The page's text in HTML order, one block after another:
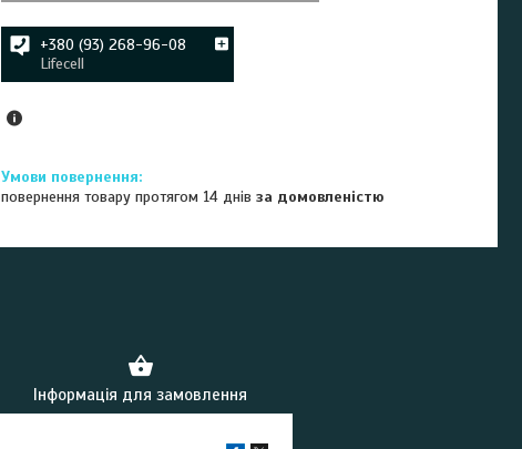
+380 (93) 268-96-08
Lifecell
повернення товару протягом 14 днівза домовленістю
Інформація для замовлення